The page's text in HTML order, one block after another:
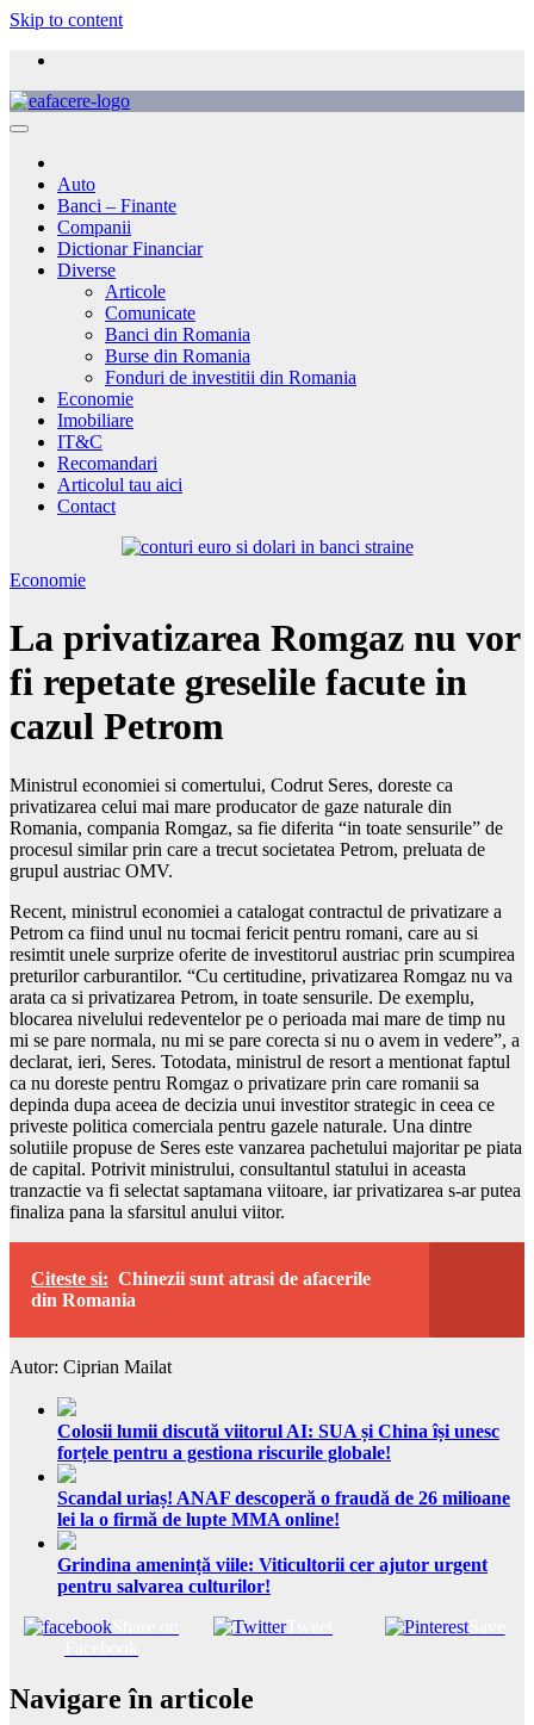
Skip to content
Auto
Banci – Finante
Companii
Dictionar Financiar
Diverse
Articole
Comunicate
Banci din Romania
Burse din Romania
Fonduri de investitii din Romania
Economie
Imobiliare
IT&C
Recomandari
Articolul tau aici
Contact
Economie
La privatizarea Romgaz nu vor
fi repetate greselile facute in
cazul Petrom
Ministrul economiei si comertului, Codrut Seres, doreste ca
privatizarea celui mai mare producator de gaze naturale din
Romania, compania Romgaz, sa fie diferita “in toate sensurile” de
procesul similar prin care a trecut societatea Petrom, preluata de
grupul austriac OMV.
Recent, ministrul economiei a catalogat contractul de privatizare a
Petrom ca fiind unul nu tocmai fericit pentru romani, care au si
resimtit unele surprize oferite de investitorul austriac prin scumpirea
preturilor carburantilor. “Cu certitudine, privatizarea Romgaz nu va
arata ca si privatizarea Petrom, in toate sensurile. De exemplu,
blocarea nivelului redeventelor pe o perioada mai mare de timp nu
mi se pare normala, nu mi se pare corecta si nu o avem in vedere”, a
declarat, ieri, Seres. Totodata, ministrul de resort a mentionat faptul
ca nu doreste pentru Romgaz o privatizare prin care romanii sa
depinda dupa aceea de decizia unui investitor strategic in ceea ce
priveste politica comerciala pentru gazele naturale. Una dintre
solutiile propuse de Seres este vanzarea pachetului majoritar pe piata
de capital. Potrivit ministrului, consultantul statului in aceasta
tranzactie va fi selectat saptamana viitoare, iar privatizarea s-ar putea
finaliza pana la sfarsitul anului viitor.
Citeste si: Chinezii sunt atrasi de afacerile
din Romania
Autor: Ciprian Mailat
Colosii lumii discută viitorul AI: SUA și China își unesc
forțele pentru a gestiona riscurile globale!
Scandal uriaș! ANAF descoperă o fraudă de 26 milioane
lei la o firmă de lupte MMA online!
Grindina amenință viile: Viticultorii cer ajutor urgent
pentru salvarea culturilor!
Tweet Save
Navigare în articole